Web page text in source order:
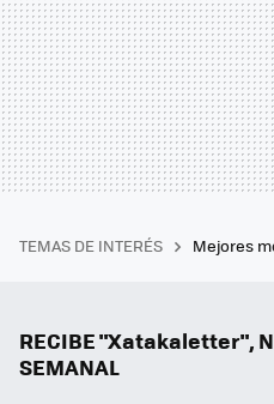
TEMAS DE INTERÉS Mejores
RECIBE "Xatakaletter",
SEMANAL